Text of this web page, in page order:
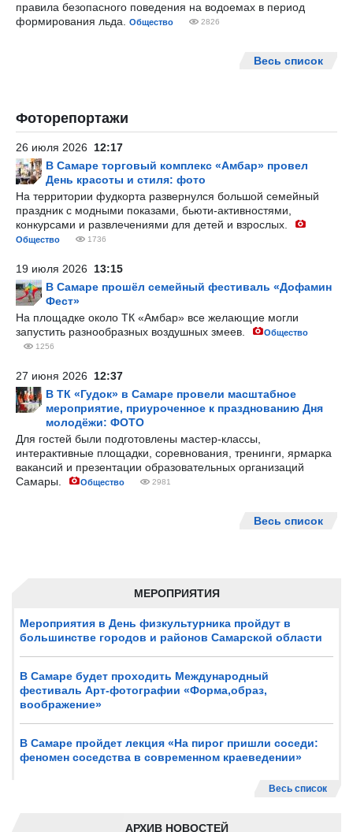
МЕРОПРИЯТИЯ
Мероприятия в День физкультурника пройдут в
большинстве городов и районов Самарской области
В Самаре будет проходить Международный
фестиваль Арт-фотографии «Форма,образ,
воображение»
В Самаре пройдет лекция «На пирог пришли соседи:
феномен соседства в современном краеведении»
Весь список
АРХИВ НОВОСТЕЙ
правила безопасного поведения на водоемах в период
формирования льда.
Общество 2826
Весь список
Фоторепортажи
26 июля 2026 12:17
В Самаре торговый комплекс «Амбар» провел
День красоты и стиля: фото
На территории фудкорта развернулся большой семейный
праздник с модными показами, бьюти-активностями,
конкурсами и развлечениями для детей и взрослых.
Общество 1736
19 июля 2026 13:15
В Самаре прошёл семейный фестиваль «Дофамин
Фест»
На площадке около ТК «Амбар» все желающие могли
запустить разнообразных воздушных змеев.
Общество
1256
27 июня 2026 12:37
В ТК «Гудок» в Самаре провели масштабное
мероприятие, приуроченное к празднованию Дня
молодёжи: ФОТО
Для гостей были подготовлены мастер-классы,
интерактивные площадки, соревнования, тренинги, ярмарка
вакансий и презентации образовательных организаций
Самары.
Общество 2981
Весь список